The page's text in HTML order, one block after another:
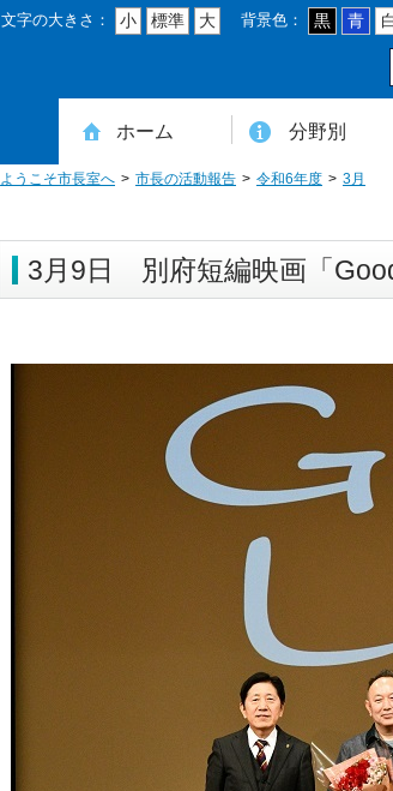
文字の大きさ： 小 標準 大 背景色： 黒 青
ホーム 分野別
住民登録・戸籍・印鑑・マイナンバー
税・年金・国民健康保険・後期高齢者医療
教育・文化・スポーツ・人権・男女共同
健康・医療・介護・福祉・食育
消防・防災・安全・環境・ごみ・住宅・
商工・労働・消費者行政
入札・契約・工事・委託
農業・林業・農業委員会事務局
道路・都市計画・地籍・交通
議会・選管・監査
まちづくり・財政・管財・各種計画・人
本庁舎案内図
庁舎案内
行政組織
人口・世帯数・高齢者人口
豊後大野市の概要
豊後大野市の歴史
合併経過
市章・市民憲章・市花・市木等
豊後大野市友好交流協定
豊後大野市のすがた
豊後大野市の観光
豊後大野市の各種計画
ようこそ市長室へ
名誉市民
豊後大野市ふるさと大使
ようこそ市長室へ 市長の活動報告 令和6年度
3月
3月9日 別府短編映画「